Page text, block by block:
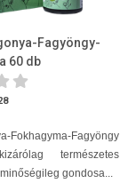
Fagyöngy-
60 db
Fokhagyma-Fagyöngy
természetes
gondosa...